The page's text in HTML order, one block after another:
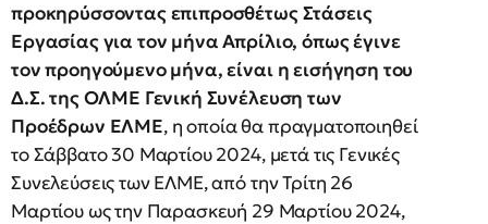
προκηρύσσοντας επιπροσθέτως Στάσεις
Εργασίας για τον μήνα Απρίλιο, όπως έγινε
τον προηγούμενο μήνα, είναι η εισήγηση του
Δ.Σ. της ΟΛΜΕ Γενική Συνέλευση των
Προέδρων ΕΛΜΕ, η οποία θα πραγματοποιηθεί
το Σάββατο 30 Μαρτίου 2024, μετά τις Γενικές
Συνελεύσεις των ΕΛΜΕ, από την Τρίτη 26
Μαρτίου ως την Παρασκευή 29 Μαρτίου 2024,